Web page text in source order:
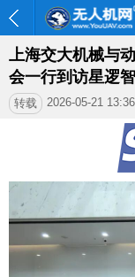
上海交大机械与
会一行到访星逻
转载 2026-05-21 13:36